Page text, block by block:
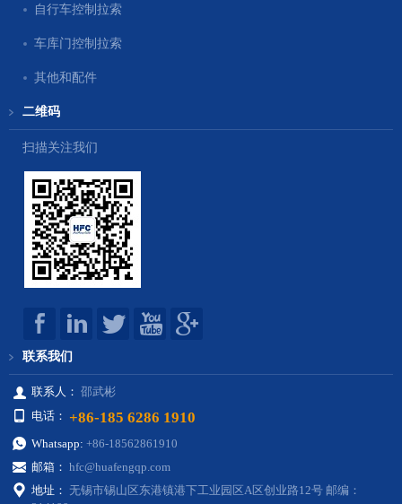
自行车控制拉索
车库门控制拉索
其他和配件
二维码
扫描关注我们
联系我们
联系人： 邵武彬
电话： +86-185 6286 1910
Whatsapp: +86-18562861910
邮箱： hfc@huafengqp.com
地址： 无锡市锡山区东港镇港下工业园区A区创业路12号 邮编：